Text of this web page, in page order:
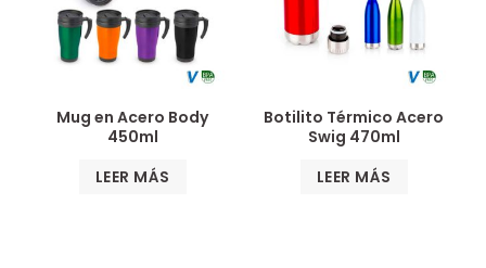
Mug en Acero Body
450ml
LEER MÁS
Botilito Térmico Acero
Swig 470ml
LEER MÁS